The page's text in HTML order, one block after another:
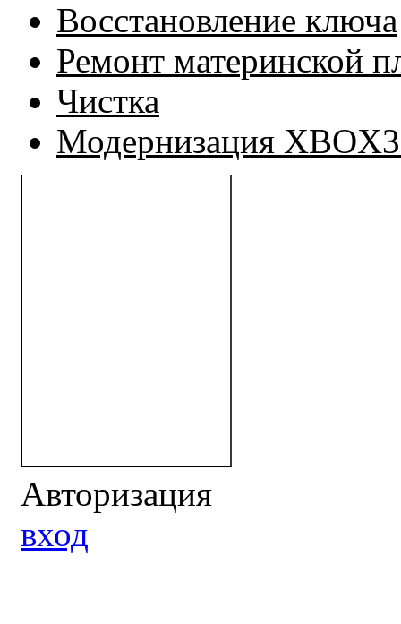
Восстановление ключа
Ремонт материнской
Чистка
Модернизация
Авторизация
вход